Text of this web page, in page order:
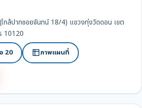
กล้ปากซอยจันทน์ 18/4) แขวงทุ่งวัดดอน เขต
10120
20 ภาพแผนที่